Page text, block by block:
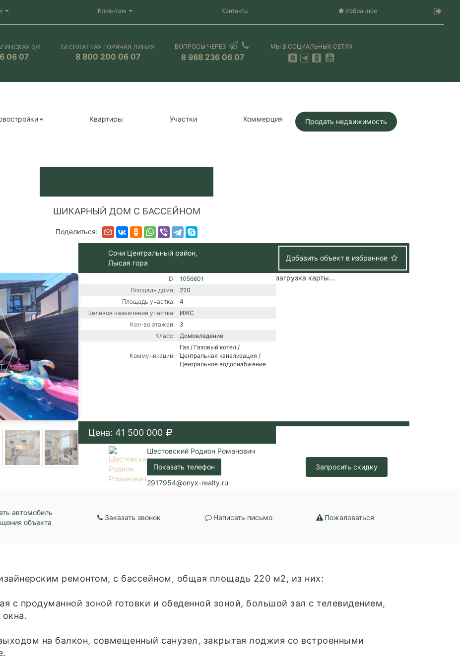
Клиентам Контакты Избранное
3/4
06 07
БЕСПЛАТНАЯ ГОРЯЧАЯ ЛИНИЯ
8 800 200 06 07
ВОПРОСЫ ЧЕРЕЗ
8 988 236 06 07
МЫ В СОЦИАЛЬНЫХ СЕТЯХ
Квартиры Участки Коммерция Продать недвижимость
ШИКАРНЫЙ ДОМ С БАССЕЙНОМ
Поделиться:
Сочи Центральный район,
Лысая гора
Добавить объект в избранное
ID:
1056601
Площадь дома:
220
Площадь участка:
4
Целевое назначение участка:
ИЖС
Кол-во этажей:
3
Класс:
Домовладение
Коммуникации:
Газ / Газовый котел /
Центральная канализация /
Центральное водоснабжение
загрузка карты...
Цена: 41 500 000
Шестовский Родион Романович
Показать телефон
2917954@onyx-realty.ru
Запросить скидку
автомобиль
объекта
Заказать звонок Написать письмо Пожаловаться
ремонтом, с бассейном, общая площадь 220 м2, из них:
с продуманной зоной готовки и обеденной зоной, большой зал с телевидением,
на балкон, совмещенный санузел, закрытая лоджия со встроенными